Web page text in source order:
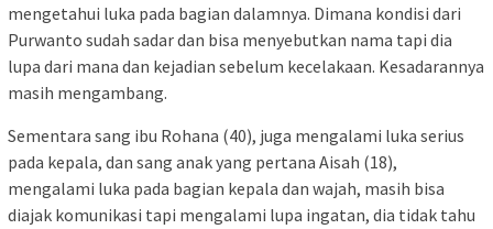
mengetahui luka pada bagian dalamnya. Dimana kondisi dari
Purwanto sudah sadar dan bisa menyebutkan nama tapi dia
lupa dari mana dan kejadian sebelum kecelakaan. Kesadarannya
masih mengambang.
Sementara sang ibu Rohana (40), juga mengalami luka serius
pada kepala, dan sang anak yang pertana Aisah (18),
mengalami luka pada bagian kepala dan wajah, masih bisa
diajak komunikasi tapi mengalami lupa ingatan, dia tidak tahu